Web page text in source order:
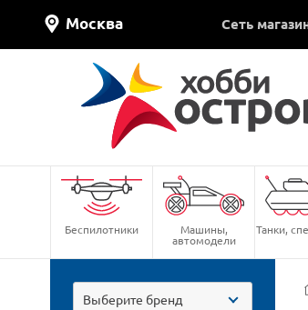
Москва Сеть
Беспилотники Машины,
автомодели
Танки,
Выберите бренд